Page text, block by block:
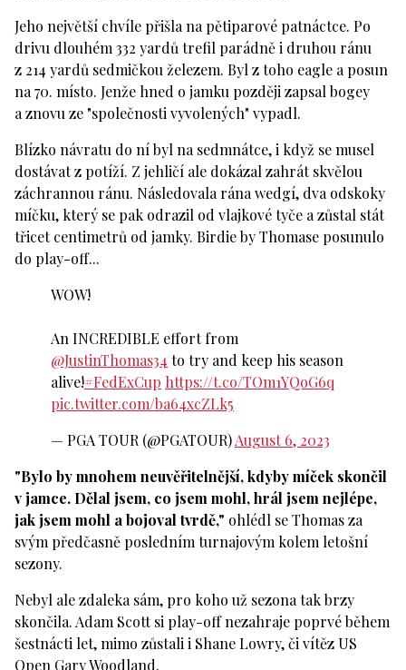
Jeho největší chvíle přišla na pětiparové patnáctce. Po
drivu dlouhém 332 yardů trefil parádně i druhou ránu
z 214 yardů sedmičkou železem. Byl z toho eagle a posun
na 70. místo. Jenže hned o jamku později zapsal bogey
a znovu ze "společnosti vyvolených" vypadl.
Blízko návratu do ní byl na sedmnátce, i když se musel
dostávat z potíží. Z jehličí ale dokázal zahrát skvělou
záchrannou ránu. Následovala rána wedgí, dva odskoky
míčku, který se pak odrazil od vlajkové tyče a zůstal stát
třicet centimetrů od jamky. Birdie by Thomase posunulo
do play-off...
WOW!
An INCREDIBLE effort from
@JustinThomas34 to try and keep his season
alive!#FedExCup https://t.co/TOm1YQoG6q
pic.twitter.com/ba64xcZLk5
— PGA TOUR (@PGATOUR)August 6, 2023
"Bylo by mnohem neuvěřitelnější, kdyby míček skončil
v jamce. Dělal jsem, co jsem mohl, hrál jsem nejlépe,
jak jsem mohl a bojoval tvrdě," ohlédl se Thomas za
svým předčasně posledním turnajovým kolem letošní
sezony.
Nebyl ale zdaleka sám, pro koho už sezona tak brzy
skončila. Adam Scott si play-off nezahraje poprvé během
šestnácti let, mimo zůstali i Shane Lowry, či vítěz US
Open Gary Woodland.